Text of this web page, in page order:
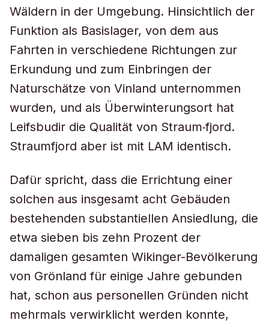
Wäldern in der Umgebung. Hinsichtlich der
Funktion als Basislager, von dem aus
Fahrten in verschiedene Richtungen zur
Erkundung und zum Einbringen der
Naturschätze von Vinland unternommen
wurden, und als Überwinterungsort hat
Leifsbudir die Qualität von Straum‧fjord.
Straumfjord aber ist mit LAM identisch.
Dafür spricht, dass die Errichtung einer
solchen aus insgesamt acht Gebäuden
bestehenden substantiellen Ansiedlung, die
etwa sieben bis zehn Prozent der
damaligen gesamten Wikinger-Bevölkerung
von Grönland für einige Jahre gebunden
hat, schon aus personellen Gründen nicht
mehrmals verwirklicht werden konnte,